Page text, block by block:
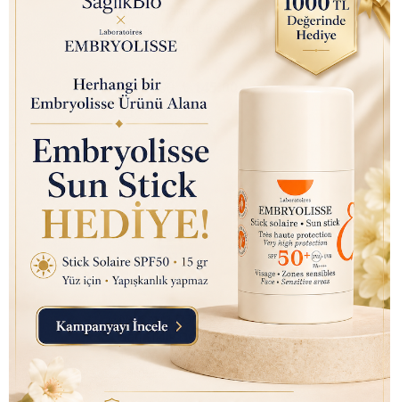
Arm & Hammer Charcoal
White (Kömür Beyazı) Diş
Macunu 75ml
₺ 350.00
Nutraxin D3K2 (Kemik ve
Bağışıklık Desteği) Gıda
Takviyesi Sprey (207 Puf)